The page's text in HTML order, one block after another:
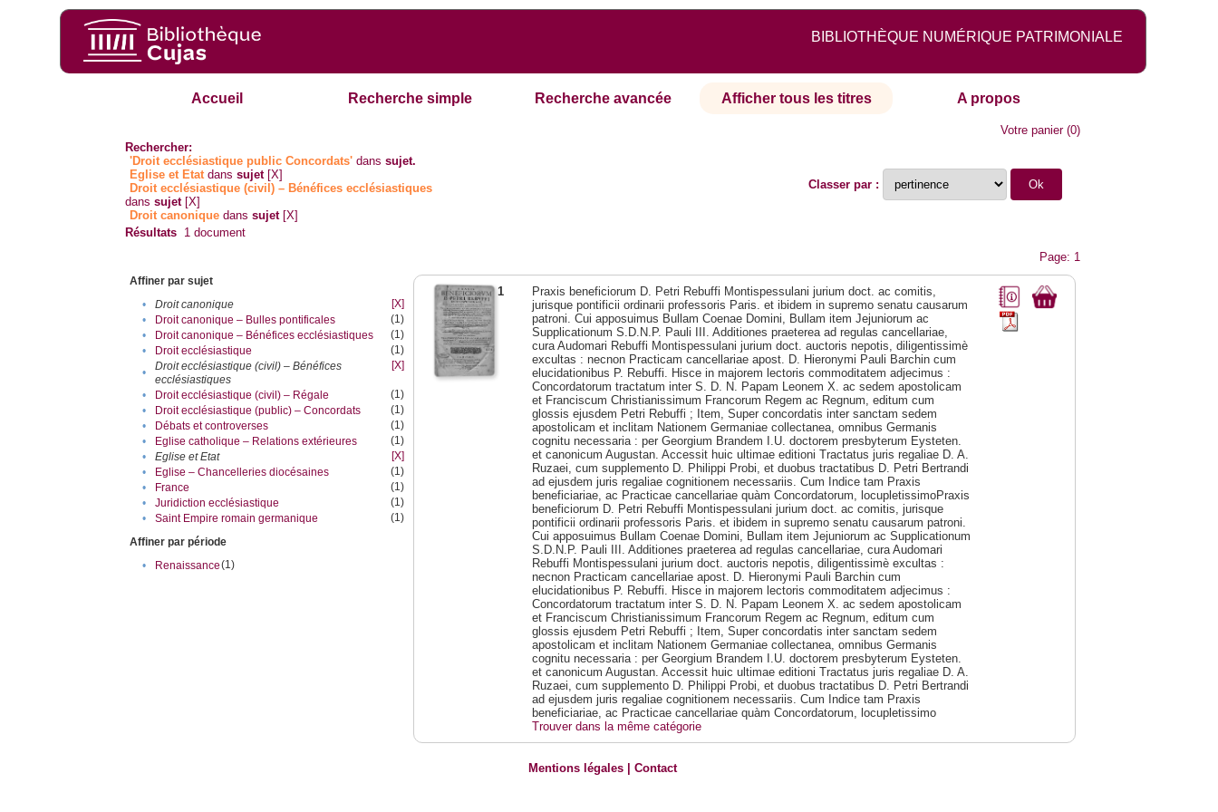
BIBLIOTHÈQUE NUMÉRIQUE PATRIMONIALE
Accueil Recherche simple Recherche avancée Afficher tous les titres A propos
Votre panier(0)
Rechercher:
'Droit ecclésiastique public Concordats' danssujet.
Eglise et Etatdanssujet [X]
Droit ecclésiastique (civil) – Bénéfices ecclésiastiques
danssujet [X]
Droit canonique danssujet [X]
Classer par :
Résultats 1 document
Page: 1
Affiner par sujet
•
Droit canonique
[X]
•
Droit canonique – Bulles pontificales
(1)
•
Droit canonique – Bénéfices ecclésiastiques
(1)
•
Droit ecclésiastique
(1)
•
Droit ecclésiastique (civil) – Bénéfices
ecclésiastiques
[X]
• Droit ecclésiastique (civil) – Régale
(1)
•
Droit ecclésiastique (public) – Concordats
(1)
•
Débats et controverses
(1)
•
Eglise catholique – Relations extérieures
(1)
•
Eglise et Etat
[X]
•
Eglise – Chancelleries diocésaines
(1)
•
France
(1)
•
Juridiction ecclésiastique
(1)
•
Saint Empire romain germanique
(1)
Affiner par période
•
Renaissance(1)
1
Praxis beneficiorum D. Petri Rebuffi Montispessulani jurium doct. ac comitis,
jurisque pontificii ordinarii professoris Paris. et ibidem in supremo senatu causarum
patroni. Cui apposuimus Bullam Coenae Domini, Bullam item Jejuniorum ac
Supplicationum S.D.N.P. Pauli III. Additiones praeterea ad regulas cancellariae,
cura Audomari Rebuffi Montispessulani jurium doct. auctoris nepotis, diligentissimè
excultas : necnon Practicam cancellariae apost. D. Hieronymi Pauli Barchin cum
elucidationibus P. Rebuffi. Hisce in majorem lectoris commoditatem adjecimus :
Concordatorum tractatum inter S. D. N. Papam Leonem X. ac sedem apostolicam
et Franciscum Christianissimum Francorum Regem ac Regnum, editum cum
glossis ejusdem Petri Rebuffi ; Item, Super concordatis inter sanctam sedem
apostolicam et inclitam Nationem Germaniae collectanea, omnibus Germanis
cognitu necessaria : per Georgium Brandem I.U. doctorem presbyterum Eysteten.
et canonicum Augustan. Accessit huic ultimae editioni Tractatus juris regaliae D. A.
Ruzaei, cum supplemento D. Philippi Probi, et duobus tractatibus D. Petri Bertrandi
ad ejusdem juris regaliae cognitionem necessariis. Cum Indice tam Praxis
beneficiariae, ac Practicae cancellariae quàm Concordatorum, locupletissimoPraxis
beneficiorum D. Petri Rebuffi Montispessulani jurium doct. ac comitis, jurisque
pontificii ordinarii professoris Paris. et ibidem in supremo senatu causarum patroni.
Cui apposuimus Bullam Coenae Domini, Bullam item Jejuniorum ac Supplicationum
S.D.N.P. Pauli III. Additiones praeterea ad regulas cancellariae, cura Audomari
Rebuffi Montispessulani jurium doct. auctoris nepotis, diligentissimè excultas :
necnon Practicam cancellariae apost. D. Hieronymi Pauli Barchin cum
elucidationibus P. Rebuffi. Hisce in majorem lectoris commoditatem adjecimus :
Concordatorum tractatum inter S. D. N. Papam Leonem X. ac sedem apostolicam
et Franciscum Christianissimum Francorum Regem ac Regnum, editum cum
glossis ejusdem Petri Rebuffi ; Item, Super concordatis inter sanctam sedem
apostolicam et inclitam Nationem Germaniae collectanea, omnibus Germanis
cognitu necessaria : per Georgium Brandem I.U. doctorem presbyterum Eysteten.
et canonicum Augustan. Accessit huic ultimae editioni Tractatus juris regaliae D. A.
Ruzaei, cum supplemento D. Philippi Probi, et duobus tractatibus D. Petri Bertrandi
ad ejusdem juris regaliae cognitionem necessariis. Cum Indice tam Praxis
beneficiariae, ac Practicae cancellariae quàm Concordatorum, locupletissimo
Trouver dans la même catégorie
Mentions légales |Contact